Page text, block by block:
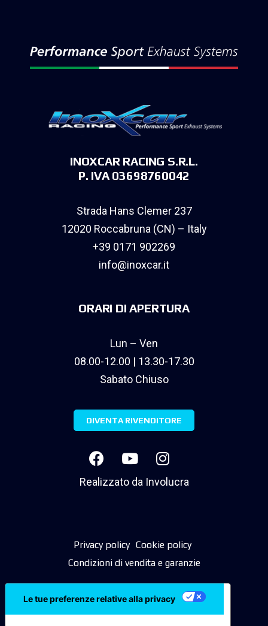
INOXCAR RACING S.R.L.
P. IVA 03698760042
Strada Hans Clemer 237
12020 Roccabruna (CN) – Italy
+39 0171 902269
info@inoxcar.it
ORARI DI APERTURA
Lun – Ven
08.00-12.00 | 13.30-17.30
Sabato Chiuso
DIVENTA RIVENDITORE
Realizzato da Involucra
Privacy policy Cookie policy
Condizioni di vendita e garanzie
Le tue preferenze relative alla privacy